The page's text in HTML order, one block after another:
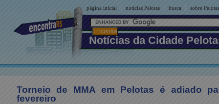
página inicial | notícias Pelotas | busca | sobre Pelotas
Notícias da Cidade
Torneio de MMA em Pelotas é adiado
fevereiro